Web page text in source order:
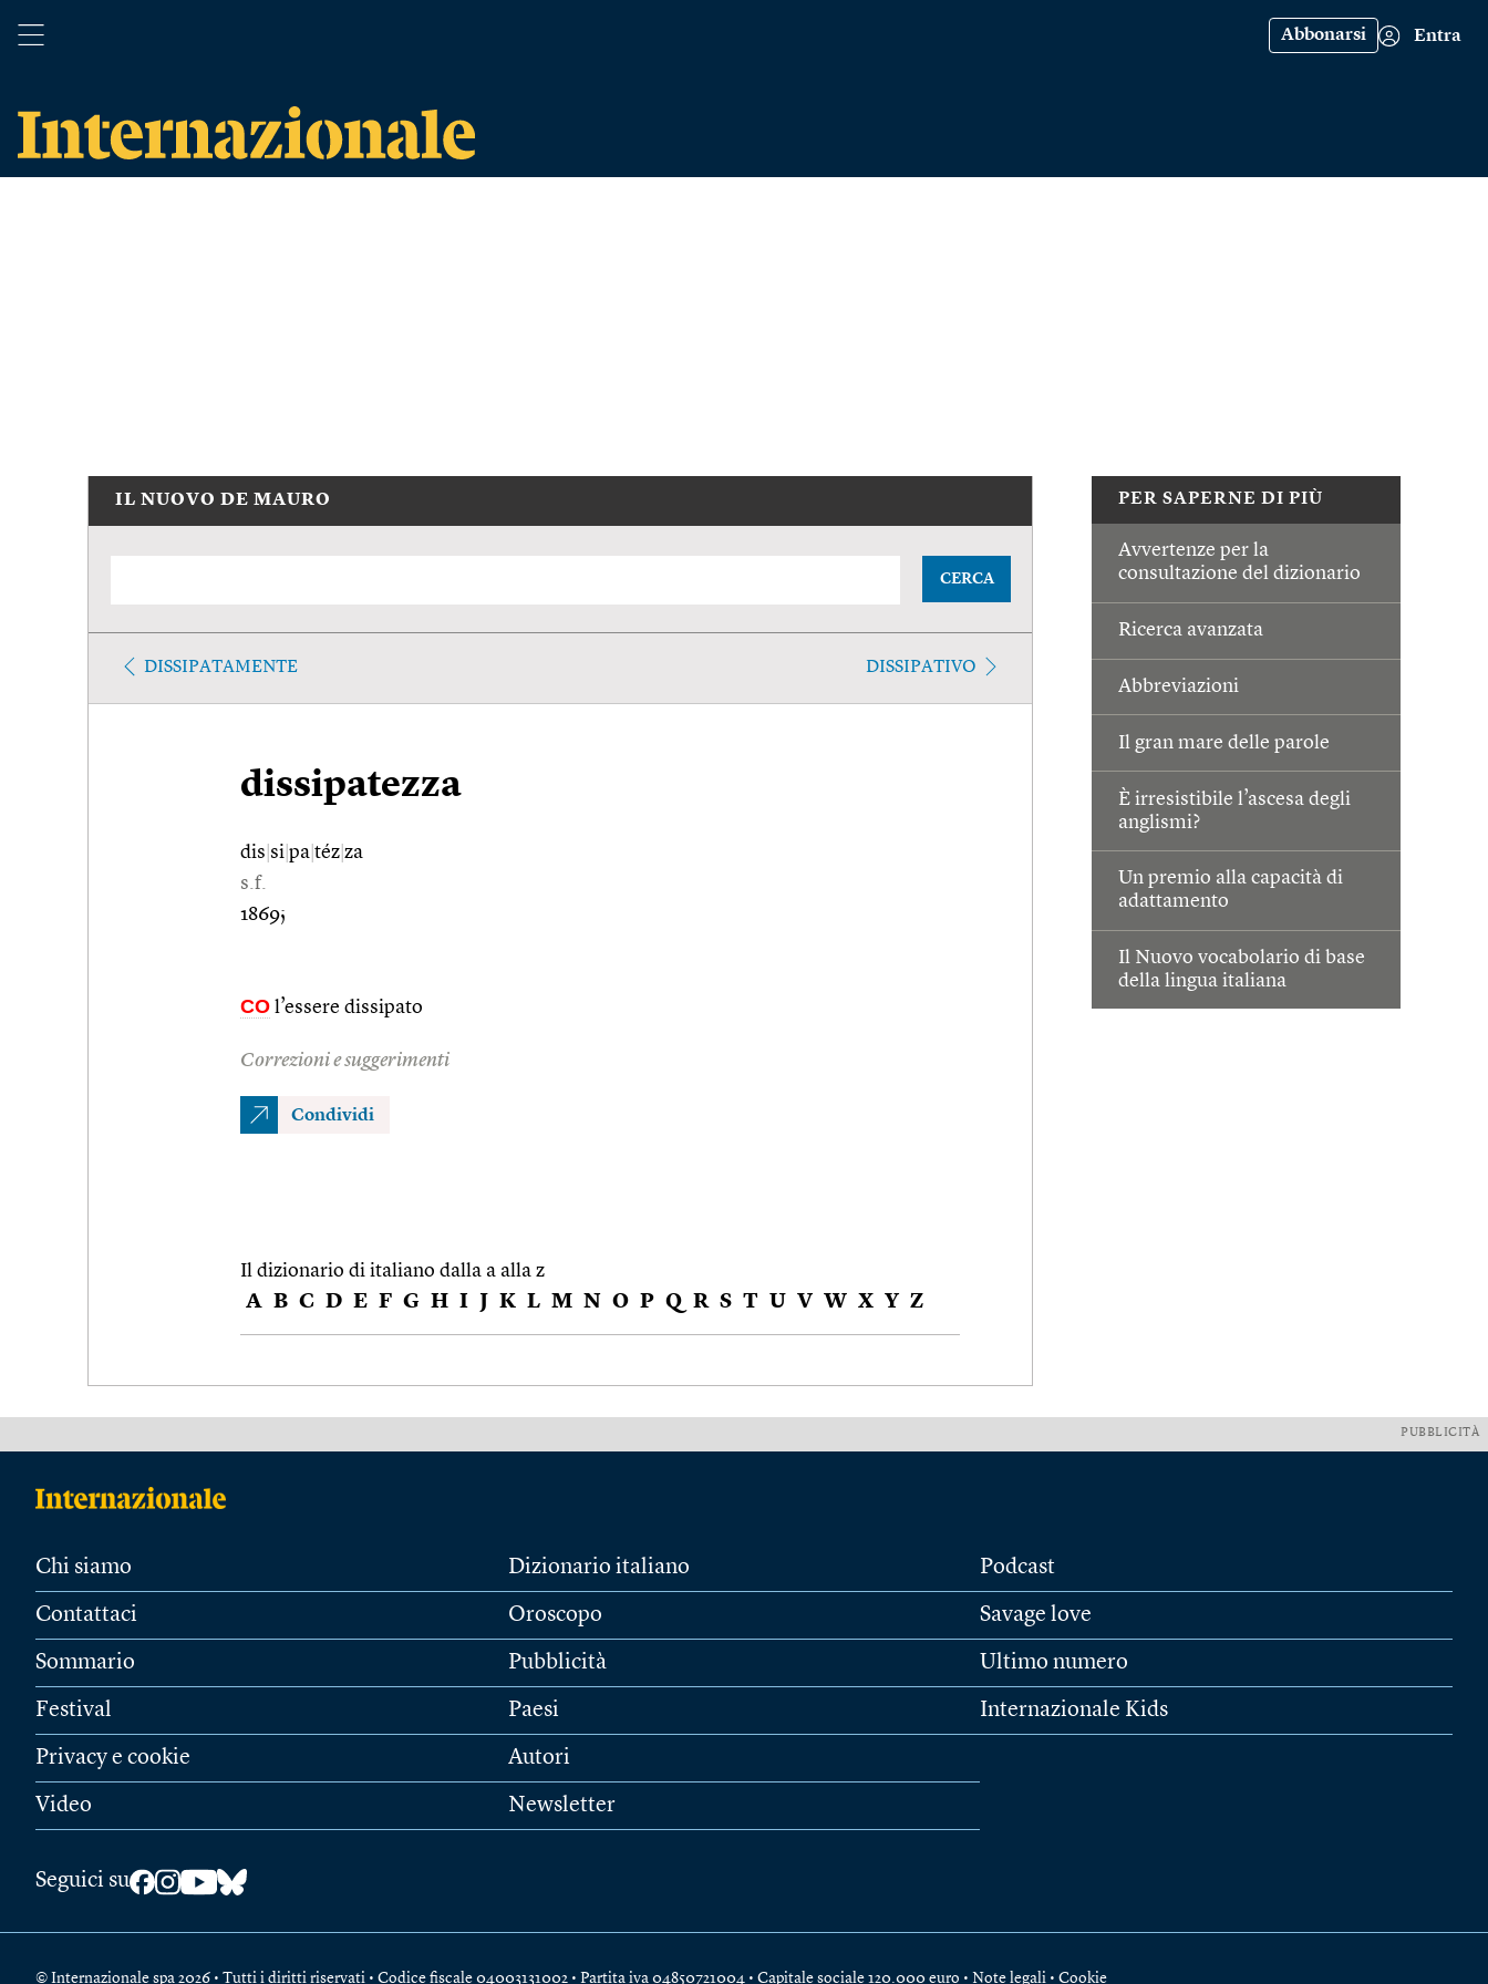
Abbonarsi Entra
PER SAPERNE DI PIÙ
Avvertenze per la
consultazione del dizionario
Ricerca avanzata
Abbreviazioni
Il gran mare delle parole
È irresistibile l’ascesa degli
anglismi?
Un premio alla capacità di
adattamento
Il Nuovo vocabolario di base
della lingua italiana
IL NUOVO DE MAURO
CERCA
DISSIPATAMENTE DISSIPATIVO
dissipatezza
dis si pa téz za
s.f.
1869;
CO l’essere dissipato
Correzioni e suggerimenti
Condividi
Il dizionario di italiano dalla a alla z
A B C D E F G H I J K L M N O P Q R S T U V W X Y Z
PUBBLICITÀ
Chi siamo
Contattaci
Sommario
Festival
Privacy e cookie
Video
Dizionario italiano
Oroscopo
Pubblicità
Paesi
Autori
Newsletter
Podcast
Savage love
Ultimo numero
Internazionale Kids
Seguici su
© Internazionale spa 2026 • Tutti i diritti riservati • Codice fiscale 04003131002 • Partita iva 04850721004 • Capitale sociale 120.000 euro • Note legali • Cookie